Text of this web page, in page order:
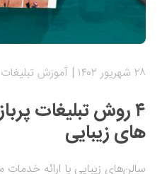
۲۸ شهریور ۱۴۰۲ آموزش
۴ روش تبلیغات
های زیبایی
سالن‌های زیبایی با ارائه